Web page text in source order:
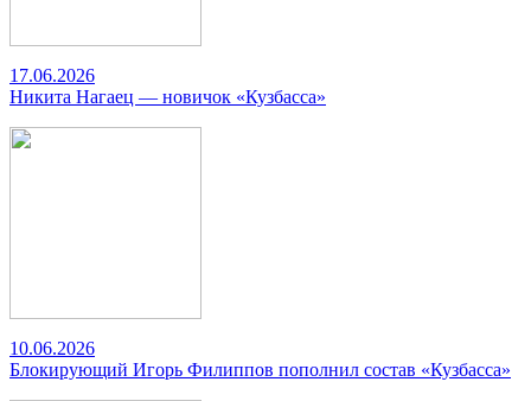
17.06.2026
Никита Нагаец — новичок «Кузбасса»
10.06.2026
Блокирующий Игорь Филиппов пополнил состав «Кузбасса»